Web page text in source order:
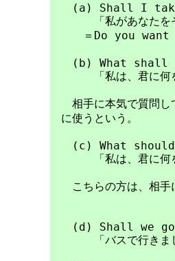
(a) Shall I take
「私があなたをそこ
＝Do you want
(b) What shall
「私は、君に何を
相手に本気で質問し
に使うという。
(c) What
「私は、君に何を
こちらの方は、相手
(d) Shall we go
「バスで行きまし